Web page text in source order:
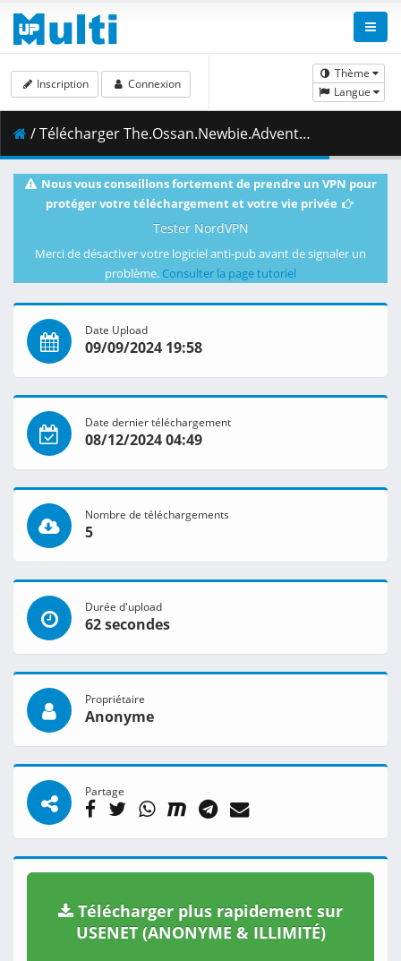
Thème
Langue
Inscription Connexion
/ Télécharger The.Ossan.Newbie.Adventurer.Trained.to.Death.by.the.Most.Powerful.Party.Became.Invincible.S01E10.1080p.CR.WEB-DL.AAC2.0.H.264-VARYG.mkv.001 ( 459.85 MB )
Nous vous conseillons fortement de prendre un VPN pour
protéger votre téléchargement et votre vie privée
Tester NordVPN
Merci de désactiver votre logiciel anti-pub avant de signaler un
problème. Consulter la page tutoriel
Date Upload
09/09/2024 19:58
Date dernier téléchargement
08/12/2024 04:49
Nombre de téléchargements
5
Durée d'upload
62 secondes
Propriétaire
Anonyme
Partage
Télécharger plus rapidement sur
USENET (ANONYME & ILLIMITÉ)